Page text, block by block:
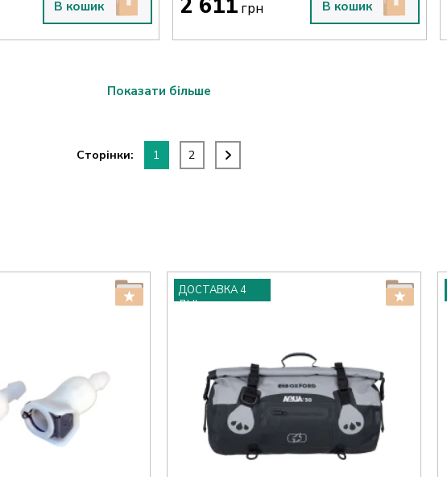
В кошик 2 611грн В кошик
Показати більше
Сторінки: 1 2
ДОСТАВКА 4
ДНІ